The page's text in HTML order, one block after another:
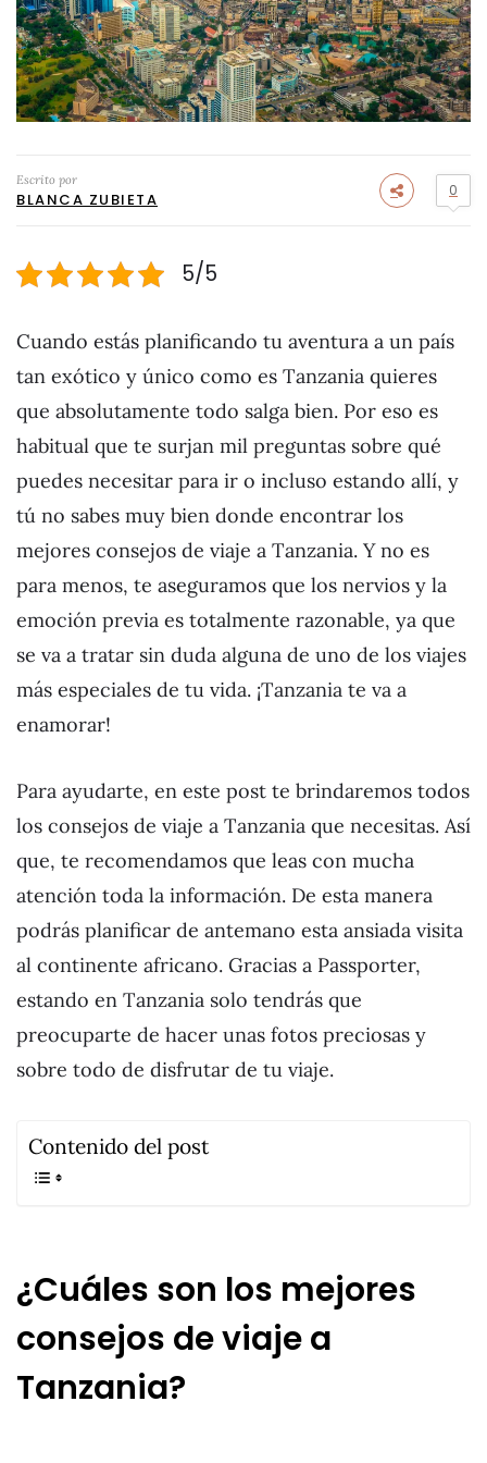
Escrito por
BLANCA ZUBIETA 0
5/5
Cuando estás planificando tu aventura a un país
tan exótico y único como es Tanzania quieres
que absolutamente todo salga bien. Por eso es
habitual que te surjan mil preguntas sobre qué
puedes necesitar para ir o incluso estando allí, y
tú no sabes muy bien donde encontrar los
mejores consejos de viaje a Tanzania. Y no es
para menos, te aseguramos que los nervios y la
emoción previa es totalmente razonable, ya que
se va a tratar sin duda alguna de uno de los viajes
más especiales de tu vida. ¡Tanzania te va a
enamorar!
Para ayudarte, en este post te brindaremos todos
los consejos de viaje a Tanzania que necesitas. Así
que, te recomendamos que leas con mucha
atención toda la información. De esta manera
podrás planificar de antemano esta ansiada visita
al continente africano. Gracias a Passporter,
estando en Tanzania solo tendrás que
preocuparte de hacer unas fotos preciosas y
sobre todo de disfrutar de tu viaje.
Contenido del post
¿Cuáles son los mejores
consejos de viaje a
Tanzania?